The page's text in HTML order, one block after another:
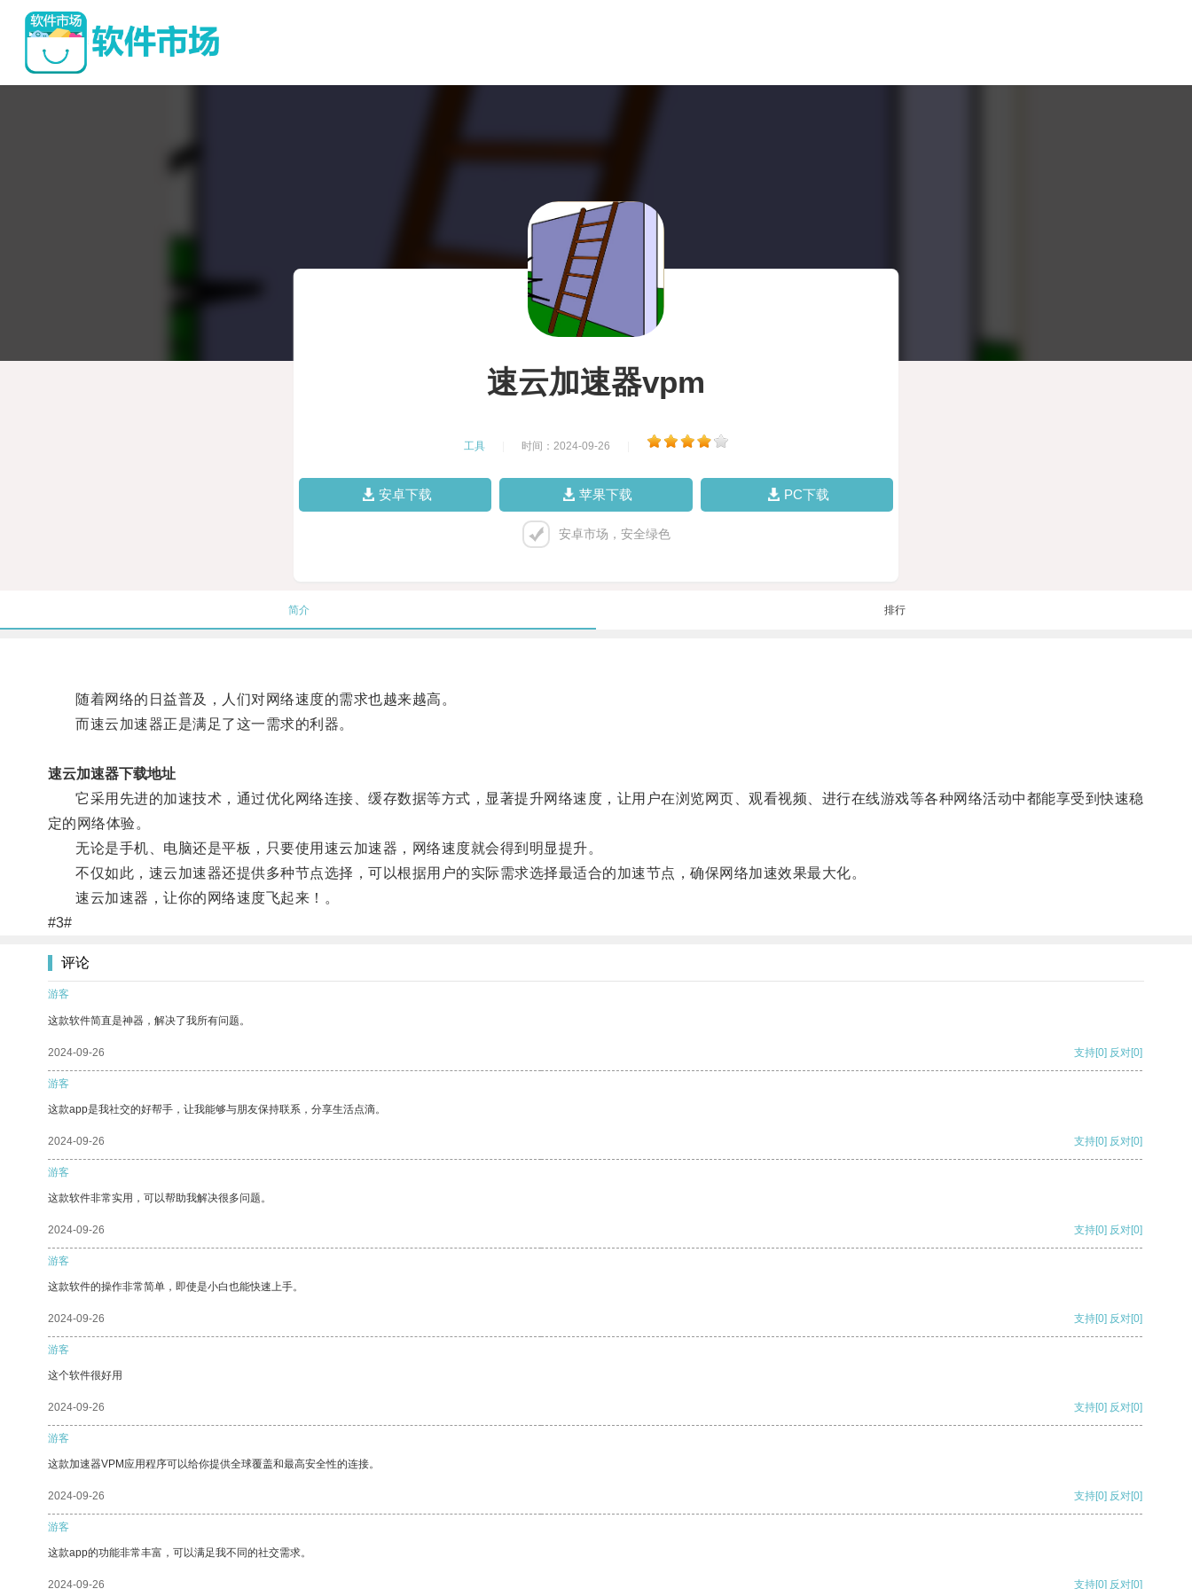
速云加速器vpm
工具 时间：2024-09-26
安卓下载 苹果下载 PC下载
安卓市场，安全绿色
简介 排行
随着网络的日益普及，人们对网络速度的需求也越来越高。
而速云加速器正是满足了这一需求的利器。
速云加速器下载地址
它采用先进的加速技术，通过优化网络连接、缓存数据等方式，显著提升网络速度，让用户在浏览网页、观看视频、进行在线游戏等各种网络活动中都能享受到快速稳
定的网络体验。
无论是手机、电脑还是平板，只要使用速云加速器，网络速度就会得到明显提升。
不仅如此，速云加速器还提供多种节点选择，可以根据用户的实际需求选择最适合的加速节点，确保网络加速效果最大化。
速云加速器，让你的网络速度飞起来！。
#3#
评论
游客
这款软件简直是神器，解决了我所有问题。
2024-09-26 支持[0] 反对[0]
游客
这款app是我社交的好帮手，让我能够与朋友保持联系，分享生活点滴。
2024-09-26 支持[0] 反对[0]
游客
这款软件非常实用，可以帮助我解决很多问题。
2024-09-26 支持[0] 反对[0]
游客
这款软件的操作非常简单，即使是小白也能快速上手。
2024-09-26 支持[0] 反对[0]
游客
这个软件很好用
2024-09-26 支持[0] 反对[0]
游客
这款加速器VPM应用程序可以给你提供全球覆盖和最高安全性的连接。
2024-09-26 支持[0] 反对[0]
游客
这款app的功能非常丰富，可以满足我不同的社交需求。
2024-09-26 支持[0] 反对[0]